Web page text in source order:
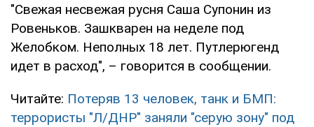
"Свежая несвежая русня Саша Супонин из
Ровеньков. Зашкварен на неделе под
Желобком. Неполных 18 лет. Путлерюгенд
идет в расход", – говорится в сообщении.
Читайте: Потеряв 13 человек, танк и БМП:
террористы "Л/ДНР" заняли "серую зону" под